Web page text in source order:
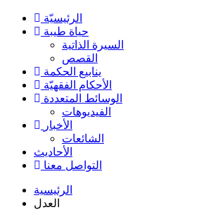
الرئیسیّة
حياة طيبة
السيرة الذاتية
القصص
ينابيع الحكمة
الأحکام الفقهیّة
الوسائط المتعددة
الفیدیوهات
الأخبار
الشائعات
الأحادیث
التواصل معنا
الرئيسية
العدل